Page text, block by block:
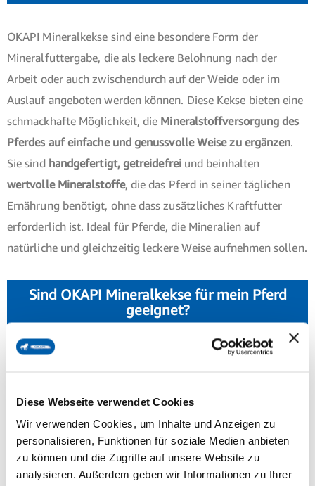
Diese Webseite verwendet Cookies
Wir verwenden Cookies, um Inhalte und Anzeigen zu
personalisieren, Funktionen für soziale Medien anbieten
zu können und die Zugriffe auf unsere Website zu
analysieren. Außerdem geben wir Informationen zu Ihrer
OKAPI Mineralkekse sind eine besondere Form der
Mineralfuttergabe, die als leckere Belohnung nach der
Arbeit oder auch zwischendurch auf der Weide oder im
Auslauf angeboten werden können. Diese Kekse bieten eine
schmackhafte Möglichkeit, die Mineralstoffversorgung des
Pferdes auf einfache und genussvolle Weise zu ergänzen.
Sie sind handgefertigt, getreidefreiund beinhalten
wertvolle Mineralstoffe, die das Pferd in seiner täglichen
Ernährung benötigt, ohne dass zusätzliches Kraftfutter
erforderlich ist. Ideal für Pferde, die Mineralien auf
natürliche und gleichzeitig leckere Weise aufnehmen sollen.
Sind OKAPI Mineralkekse für mein Pferd
geeignet?
Die OKAPI Mineralkekse und Junior Mineralkekse enthalten
Eiweiß und Fett sind, eine nahrhafte Zusammensetzung.
Füttert man sie in der Menge, die für eine vollständige
Mineralversorgung erforderlich ist, kann dies eine
erhebliche Menge an Kalorien pro Tag bedeuten. Daher sind